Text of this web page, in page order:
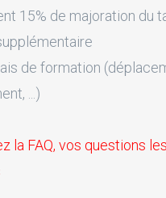
15% de majoration du
de formation
...)
la FAQ, vos questions